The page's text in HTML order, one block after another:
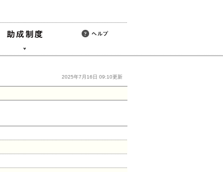
2025年7月16日 09:10更新